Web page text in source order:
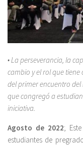
• La perseverancia, la
cambio y el rol que
del primer encuentro del
que congregó a
iniciativa.
Agosto de 2022;
estudiantes de